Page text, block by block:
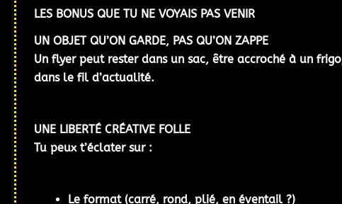
LES BONUS QUE TU NE VOYAIS PAS VENIR
UN OBJET QU’ON GARDE, PAS QU’ON ZAPPE
Un flyer peut rester dans un sac, être accroché à un frigo
dans le fil d’actualité.
UNE LIBERTÉ CRÉATIVE FOLLE
Tu peux t’éclater sur :
Le format(carré, rond, plié, en éventail ?)